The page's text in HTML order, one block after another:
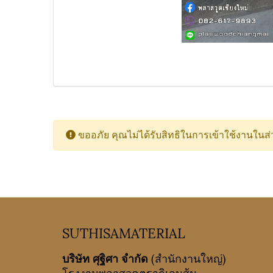
ขออภัย คุณไม่ได้รับสิทธิในการเข้าใช้งานใน
SUTHISAMATERIAL
บริษัท ศุฐิศา จำกัด (สำนักงานใหญ่)